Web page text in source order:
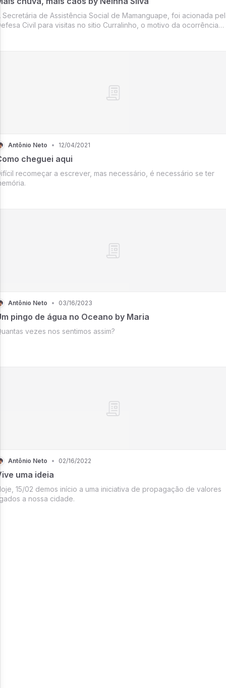
Secretária de Assistência Social de Mamanguape, foi acionada
Civil para visitas no sitio Curralinho, o motivo da ocorrência
Antônio Neto • 12/04/2021
cheguei aqui
recomeçar a escrever, mas necessário, é necessário se ter
Antônio Neto • 03/16/2023
pingo de água no Oceano by Maria
vezes nos sentimos assim?
Antônio Neto • 02/16/2022
uma ideia
15/02 demos início a uma iniciativa de propagação de valores
a nossa cidade.